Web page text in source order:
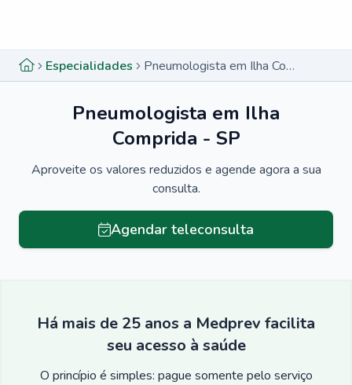
Especialidades Pneumologista em Ilha Comprida - SP
Pneumologista em Ilha
Comprida - SP
Aproveite os valores reduzidos e agende agora a sua
consulta.
Agendar teleconsulta
Há mais de 25 anos a Medprev facilita
seu acesso à saúde
O princípio é simples: pague somente pelo serviço